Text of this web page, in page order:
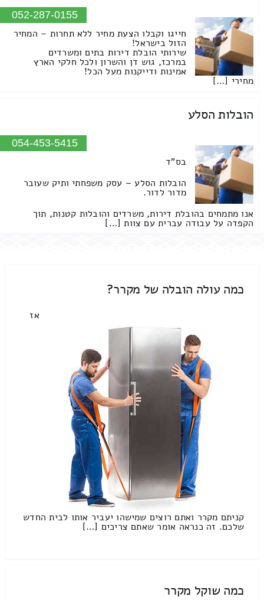
052-287-0155
חייגו וקבלו הצעת מחיר ללא תחרות – המחיר
הזול בישראל!
שירותי הובלת דירות בתים ומשרדים
במרכז, גוש דן והשרון ולכל חלקי הארץ
אמינות ודייקנות מעל הכל!
מחירי […]
הובלות הסלע
054-453-5415
בס"ד
הובלות הסלע – עסק משפחתי ותיק שעובר
מדור לדור.
אנו מתמחים בהובלת דירות, משרדים והובלות קטנות, תוך
הקפדה על עבודה עברית עם צוות […]
כמה עולה הובלה של מקרר?
אז
קניתם מקרר ואתם רוצים שמישהו יעביר אותו לבית החדש
שלכם. זה כנראה אומר שאתם צריכים […]
כמה שוקל מקרר